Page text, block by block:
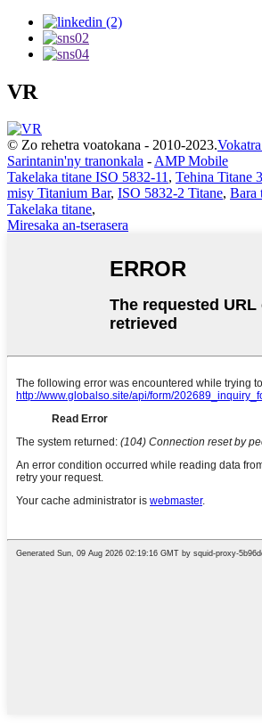
VR
© Zo rehetra voatokana - 2010-2023.
Sarintanin'ny tranonkala -AMP Mobile
Takelaka titane ISO 5832-11, Tehina Titane
misy Titanium Bar, ISO 5832-2 Titane, Bara
Takelaka titane,
Miresaka an-tserasera